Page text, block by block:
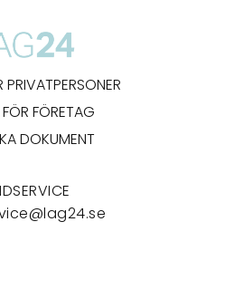
PRIVATPERSONER
FÖRETAG
DOKUMENT